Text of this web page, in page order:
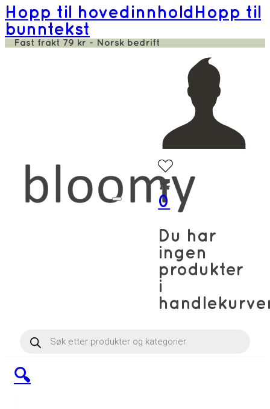
Hopp til hovedinnhold Hopp til
bunntekst
Fast frakt 79 kr - Norsk bedrift
Products
0
Du har
ingen
produkter
i
🔍